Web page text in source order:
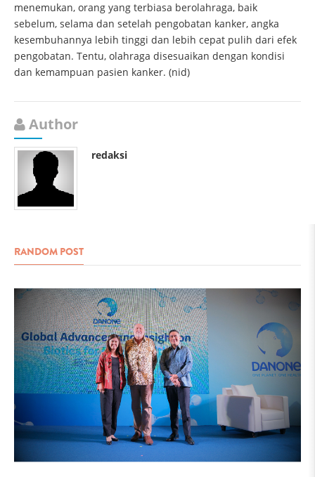
menemukan, orang yang terbiasa berolahraga, baik
sebelum, selama dan setelah pengobatan kanker, angka
kesembuhannya lebih tinggi dan lebih cepat pulih dari efek
pengobatan. Tentu, olahraga disesuaikan dengan kondisi
dan kemampuan pasien kanker. (nid)
Author
redaksi
RANDOM POST